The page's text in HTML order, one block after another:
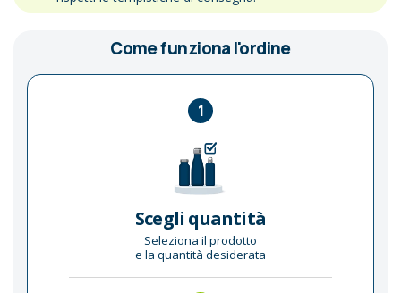
Come funziona l'ordine
1
Scegli quantità
Seleziona il prodotto
e la quantità desiderata